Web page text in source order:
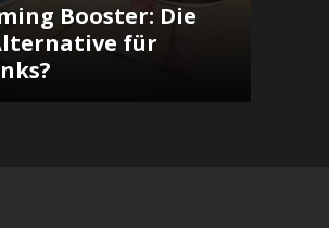
Booster: Die
für